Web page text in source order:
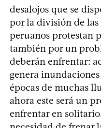
desalojos que se
por la división de las
peruanos protestan
también por un
deberán enfrentar:
genera
épocas de muchas
ahora este será un
enfrentar en